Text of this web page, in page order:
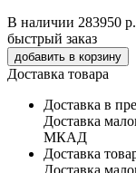
В наличии 283950 р.
быстрый заказ
Доставка товара
Доставка в
Доставка
МКАД
Доставка
Доставка